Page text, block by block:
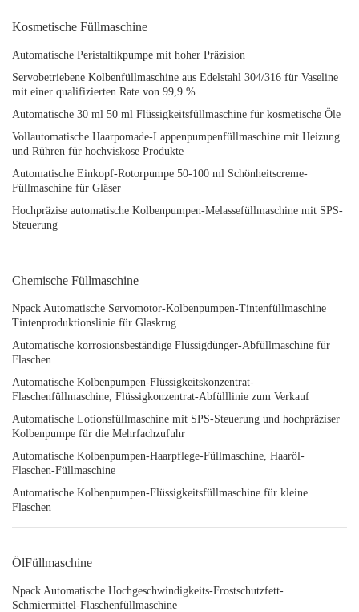
Kosmetische Füllmaschine
Automatische Peristaltikpumpe mit hoher Präzision
Servobetriebene Kolbenfüllmaschine aus Edelstahl 304/316 für Vaseline
mit einer qualifizierten Rate von 99,9 %
Automatische 30 ml 50 ml Flüssigkeitsfüllmaschine für kosmetische Öle
Vollautomatische Haarpomade-Lappenpumpenfüllmaschine mit Heizung
und Rühren für hochviskose Produkte
Automatische Einkopf-Rotorpumpe 50-100 ml Schönheitscreme-
Füllmaschine für Gläser
Hochpräzise automatische Kolbenpumpen-Melassefüllmaschine mit SPS-
Steuerung
Chemische Füllmaschine
Npack Automatische Servomotor-Kolbenpumpen-Tintenfüllmaschine
Tintenproduktionslinie für Glaskrug
Automatische korrosionsbeständige Flüssigdünger-Abfüllmaschine für
Flaschen
Automatische Kolbenpumpen-Flüssigkeitskonzentrat-
Flaschenfüllmaschine, Flüssigkonzentrat-Abfülllinie zum Verkauf
Automatische Lotionsfüllmaschine mit SPS-Steuerung und hochpräziser
Kolbenpumpe für die Mehrfachzufuhr
Automatische Kolbenpumpen-Haarpflege-Füllmaschine, Haaröl-
Flaschen-Füllmaschine
Automatische Kolbenpumpen-Flüssigkeitsfüllmaschine für kleine
Flaschen
ÖlFüllmaschine
Npack Automatische Hochgeschwindigkeits-Frostschutzfett-
Schmiermittel-Flaschenfüllmaschine